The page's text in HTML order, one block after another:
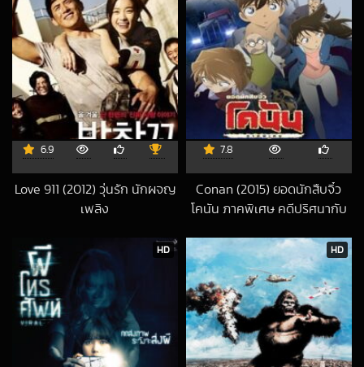
6.9
Love 911 (2012) วุ่นรัก นักผจญ
เพลิง
7.8
Conan (2015) ยอดนักสืบจิ๋ว
โคนัน ภาคพิเศษ คดีปริศนากับ
2015-11-30 UTC
HD HD